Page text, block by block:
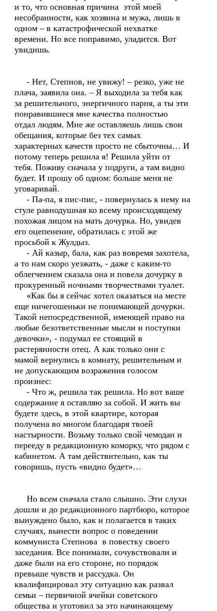
и то, что основная причина этой моей
несобранности, как хозяина и мужа, лишь в
одном – в катастрофической нехватке
времени. Но все поправимо, уладится. Вот
увидишь.
- Нет, Степнов, не увижу! – резко, уже не
плача, заявила она. – Я выходила за тебя как
за решительного, энергичного парня, а ты эти
понравившиеся мне качества полностью
отдал людям. Мне же оставляешь лишь свои
обещания, которые без тех самых
характерных качеств просто не сбыточны… И
потому теперь решила я! Решила уйти от
тебя. Поживу сначала у подруги, а там видно
будет. И прошу об одном: больше меня не
уговаривай.
- Па-па, я пис-пис, - повернулась к нему на
стуле равнодушная ко всему происходящему
похожая лицом на мать дочурка. Но, увидев
его оцепенение, обратилась с этой же
просьбой к Жулдыз.
- Ай казыр, бала, как раз вовремя захотела,
а то нам скоро уезжать, - даже с каким-то
облегчением сказала она и повела дочурку в
прокуренный ночными творчествами туалет.
«Как бы я сейчас хотел оказаться на месте
еще ничегошеньки не понимающей дочурки.
Такой непосредственной, имеющей право на
любые безответственные мысли и поступки
девочки», - подумал ее стоящий в
растерянности отец. А как только они с
мамой вернулись в комнату, решительным и
не допускающим возражения голосом
произнес:
- Что ж, решила так решила. Но вот ваше
содержание я оставляю за собой. И жить вы
будете здесь, в этой квартире, которая
получена во многом благодаря твоей
настырности. Возьму только свой чемодан и
перееду в редакционную коморку, что рядом с
кабинетом. А там действительно, как ты
говоришь, пусть «видно будет»…
Но всем сначала стало слышно. Эти слухи
дошли и до редакционного партбюро, которое
вынуждено было, как и полагается в таких
случаях, вынести вопрос о поведении
коммуниста Степнова в повестку своего
заседания. Все понимали, сочувствовали и
даже были на его стороне, но порядок
превыше чувств и рассудка. Он
квалифицировал эту ситуацию как развал
семьи – первичной ячейки советского
общества и уготовил за это начинающему